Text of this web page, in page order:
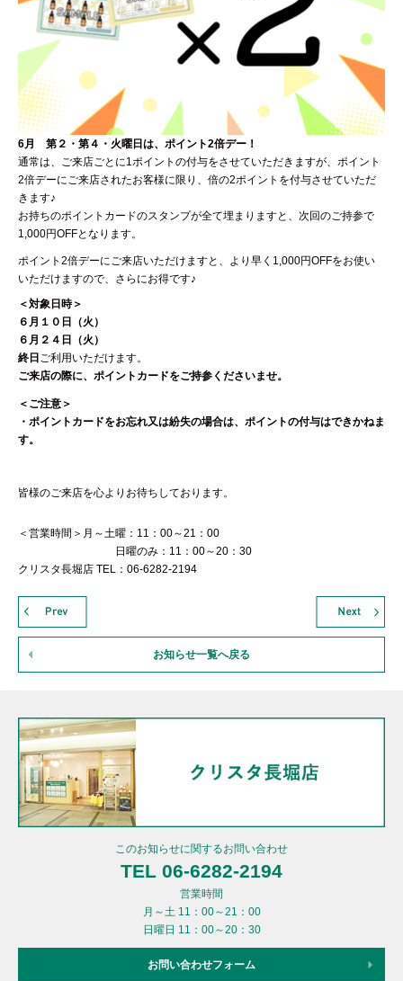
6月 第２・第４・火曜日は、ポイント2倍デー！
通常は、ご来店ごとに1ポイントの付与をさせていただきますが、ポイント
2倍デーにご来店されたお客様に限り、倍の2ポイントを付与させていただ
きます♪
お持ちのポイントカードのスタンプが全て埋まりますと、次回のご持参で
1,000円OFFとなります。
ポイント2倍デーにご来店いただけますと、より早く1,000円OFFをお使い
いただけますので、さらにお得です♪
＜対象日時＞
６月１０日（火）
６月２４日（火）
終日 ご利用いただけます。
ご来店の際に、ポイントカードをご持参くださいませ。
＜ご注意＞
・ポイントカードをお忘れ又は紛失の場合は、ポイントの付与はできかねま
す。
皆様のご来店を心よりお待ちしております。
＜営業時間＞月～土曜：11：00～21：00
日曜のみ：11：00～20：30
クリスタ長堀店 TEL：06-6282-2194
お知らせ一覧へ戻る
このお知らせに関するお問い合わせ
TEL 06-6282-2194
営業時間
月～土 11：00～21：00
日曜日 11：00～20：30
お問い合わせフォーム